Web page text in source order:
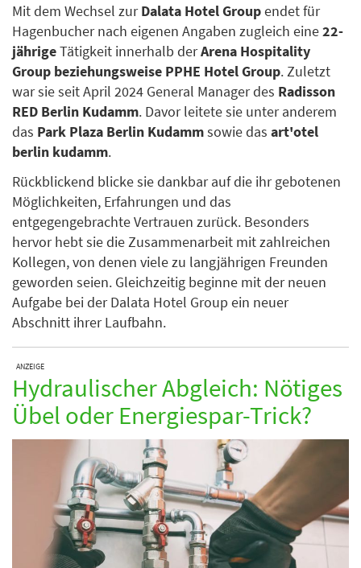
Mit dem Wechsel zurDalata Hotel Groupendet für
Hagenbucher nach eigenen Angaben zugleich eine22-
jährigeTätigkeit innerhalb derArena Hospitality
Group beziehungsweise PPHE Hotel Group. Zuletzt
war sie seit April 2024 General Manager des Radisson
RED Berlin Kudamm. Davor leitete sie unter anderem
das Park Plaza Berlin Kudammsowie das art'otel
berlin kudamm.
Rückblickend blicke sie dankbar auf die ihr gebotenen
Möglichkeiten, Erfahrungen und das
entgegengebrachte Vertrauen zurück. Besonders
hervor hebt sie die Zusammenarbeit mit zahlreichen
Kollegen, von denen viele zu langjährigen Freunden
geworden seien. Gleichzeitig beginne mit der neuen
Aufgabe bei der Dalata Hotel Group ein neuer
Abschnitt ihrer Laufbahn.
ANZEIGE
Hydraulischer Abgleich: Nötiges
Übel oder Energiespar-Trick?